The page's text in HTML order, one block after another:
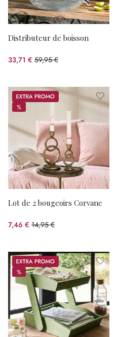
Distributeur de boisson
33,71 € 59,95 €
(43.77%spared)
Promos
%
%
Lot de 2 bougeoirs Corvane
7,46 € 14,95 €
(50.1%spared)
Promos
%
%